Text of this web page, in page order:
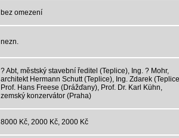
bez omezení
nezn.
? Abt, městský stavební ředitel (Teplice), Ing. ? Mohr,
architekt Hermann Schutt (Teplice), Ing. Zdarek
Prof. Hans Freese (Drážďany), Prof. Dr. Karl Kühn,
zemský konzervátor (Praha)
8000 Kč, 2000 Kč, 2000 Kč